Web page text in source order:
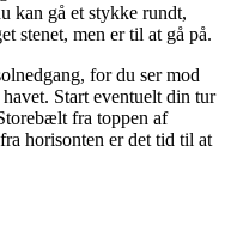
kan gå et stykke rundt,
stenet, men er til at gå på.
for du ser mod
Start eventuelt din tur
fra toppen af
horisonten er det tid til at